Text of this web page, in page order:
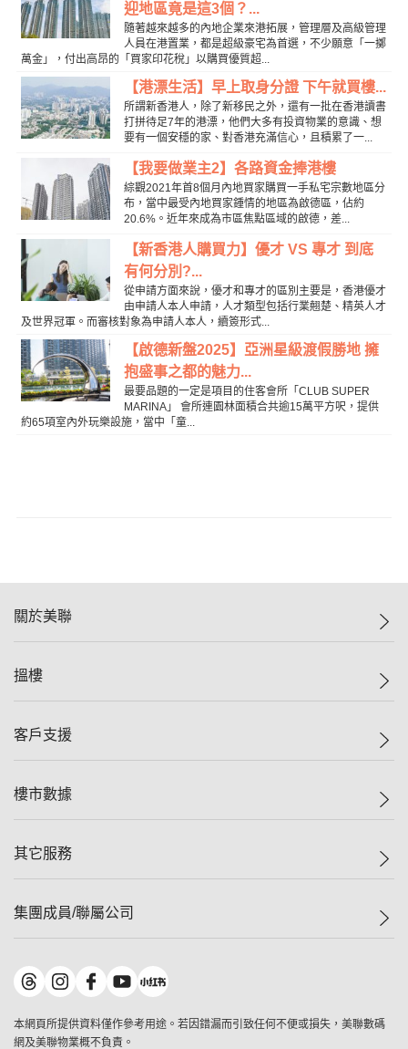
迎地區竟是這3個？...
隨著越來越多的內地企業來港拓展，管理層及高級管理
人員在港置業，都是超級豪宅為首選，不少願意「一擲
萬金」，付出高昂的「買家印花稅」以購買優質超...
【港漂生活】早上取身分證 下午就買樓...
所謂新香港人，除了新移民之外，還有一批在香港讀書
打拼待足7年的港漂，他們大多有投資物業的意識、想
要有一個安穩的家、對香港充滿信心，且積累了一...
【我要做業主2】各路資金捧港樓
綜觀2021年首8個月內地買家購買一手私宅宗數地區分
布，當中最受內地買家鍾情的地區為啟德區，佔約
20.6%。近年來成為市區焦點區域的啟德，差...
【新香港人購買力】優才 VS 專才 到底
有何分別?...
從申請方面來說，優才和專才的區別主要是，香港優才
由申請人本人申請，人才類型包括行業翹楚、精英人才
及世界冠軍。而審核對象為申請人本人，續簽形式...
【啟德新盤2025】亞洲星級渡假勝地 擁
抱盛事之都的魅力...
最要品題的一定是項目的住客會所「CLUB SUPER
MARINA」 會所連園林面積合共逾15萬平方呎，提供
約65項室內外玩樂設施，當中「童...
關於美聯
美聯集團
人才招募
搵樓
一手新盤
減價
美聯豪宅
獨家樓盤
租盤
客戶支援
自助放盤
查詢熱線
按揭計算機
負擔能力計算機
轉按計算機
繳款方式
樓市數據
樓價指數
歷史成交
屋苑成交排行榜
地區百科
其它服務
屋苑專頁
美聯精英會
美善會
集團成員/聯屬公司
美聯物業
鋑聯控股*
美聯工商舖*
美聯中國
本網頁所提供資料僅作參考用途。若因錯漏而引致任何不便或損失，美聯數碼
網及美聯物業概不負責。